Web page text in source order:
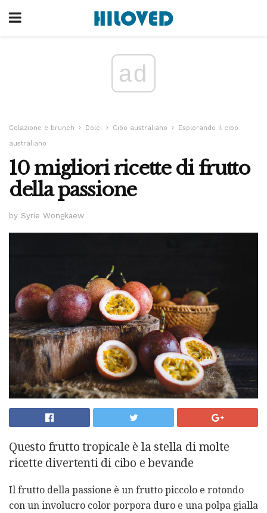
ad
Colazione e brunch Dolci Cibo australiano
Esplorando il cibo
australiano
10 migliori ricette di frutto
della passione
by Syrie Wongkaew
Questo frutto tropicale è la stella di molte
ricette divertenti di cibo e bevande
Il frutto della passione è un frutto piccolo e rotondo
con un involucro color porpora duro e una polpa gialla